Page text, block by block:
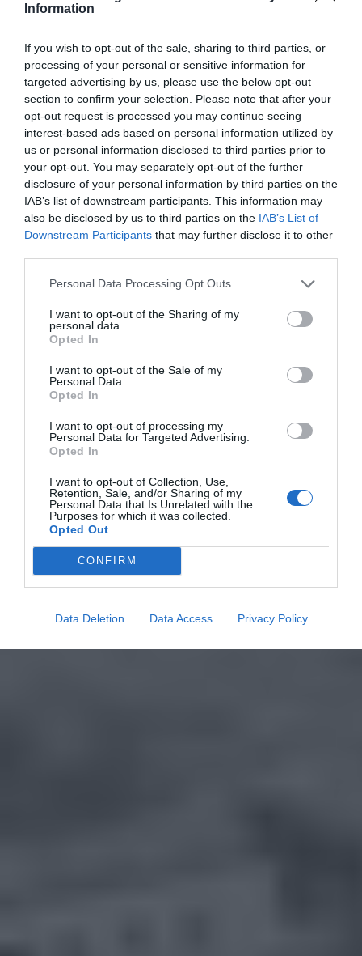
Information
If you wish to opt-out of the sale, sharing to third parties, or
processing of your personal or sensitive information for
targeted advertising by us, please use the below opt-out
section to confirm your selection. Please note that after your
opt-out request is processed you may continue seeing
interest-based ads based on personal information utilized by
us or personal information disclosed to third parties prior to
your opt-out. You may separately opt-out of the further
disclosure of your personal information by third parties on the
IAB’s list of downstream participants. This information may
also be disclosed by us to third parties on the IAB’s List of
Downstream Participants that may further disclose it to other
Personal Data Processing Opt Outs
I want to opt-out of the Sharing of my
personal data.
Opted In
I want to opt-out of the Sale of my
Personal Data.
Opted In
I want to opt-out of processing my
Personal Data for Targeted Advertising.
Opted In
I want to opt-out of Collection, Use,
Retention, Sale, and/or Sharing of my
Personal Data that Is Unrelated with the
Purposes for which it was collected.
Opted Out
CONFIRM
Data Deletion Data Access Privacy Policy